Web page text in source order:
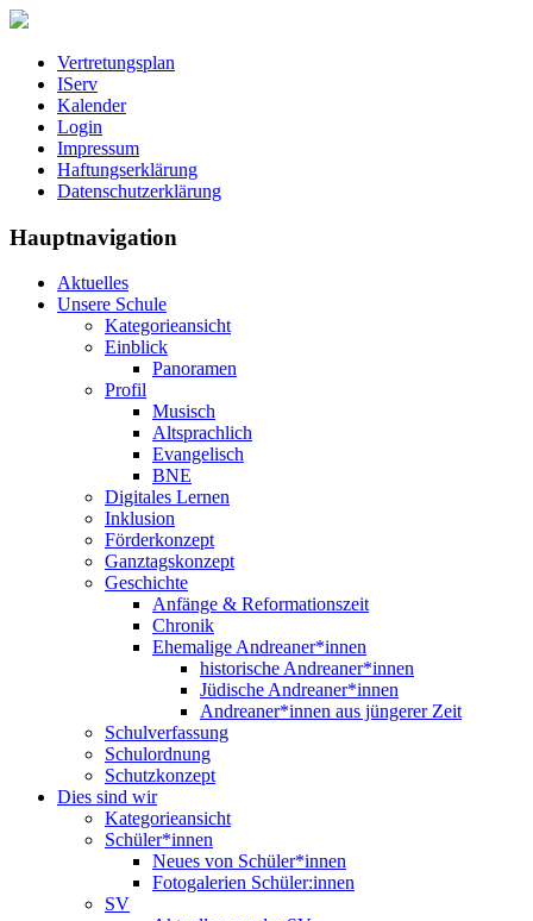
Vertretungsplan
IServ
Kalender
Login
Impressum
Haftungserklärung
Datenschutzerklärung
Hauptnavigation
Aktuelles
Unsere Schule
Kategorieansicht
Einblick
Panoramen
Profil
Musisch
Altsprachlich
Evangelisch
BNE
Digitales Lernen
Inklusion
Förderkonzept
Ganztagskonzept
Geschichte
Anfänge & Reformationszeit
Chronik
Ehemalige Andreaner*innen
historische Andreaner*innen
Jüdische Andreaner*innen
Andreaner*innen aus jüngerer Zeit
Schulverfassung
Schulordnung
Schutzkonzept
Dies sind wir
Kategorieansicht
Schüler*innen
Neues von Schüler*innen
Fotogalerien Schüler:innen
SV